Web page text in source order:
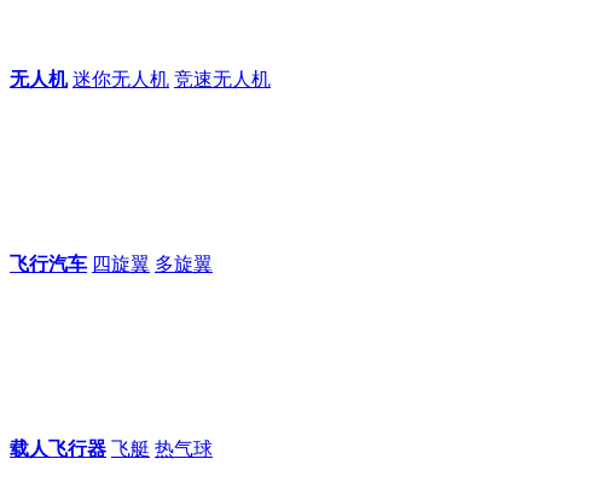
无人机 迷你无人机 竞速无人机
飞行汽车 四旋翼 多旋翼
载人飞行器 飞艇 热气球